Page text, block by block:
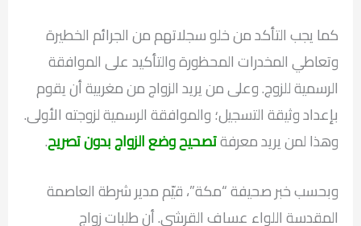
كما يجب التأكد من خلو سجلاتهم من الجرائم الخطيرة
وتعاطي المخدرات المحظورة والتأكيد على الموافقة
الرسمية للزوج. وعلى من يريد الزواج من مغربية أن يقوم
بإعداد وثيقة التسجيل؛ والموافقة الرسمية لزوجته الأولى.
وهذا لمن يريد معرفةتصحيح وضع الزواج بدون تصريح.
وبحسب خبر صحيفة “مكة”، قيّم مدير شرطة العاصمة
المقدسة اللواء عساف القرشي. أن طلبات زواج